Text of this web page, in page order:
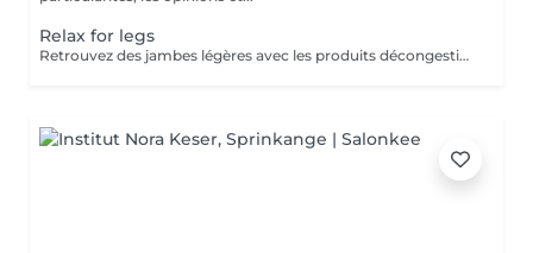
Relax for legs
Retrouvez des jambes légères avec les produits décongestionnants et rafraichissants